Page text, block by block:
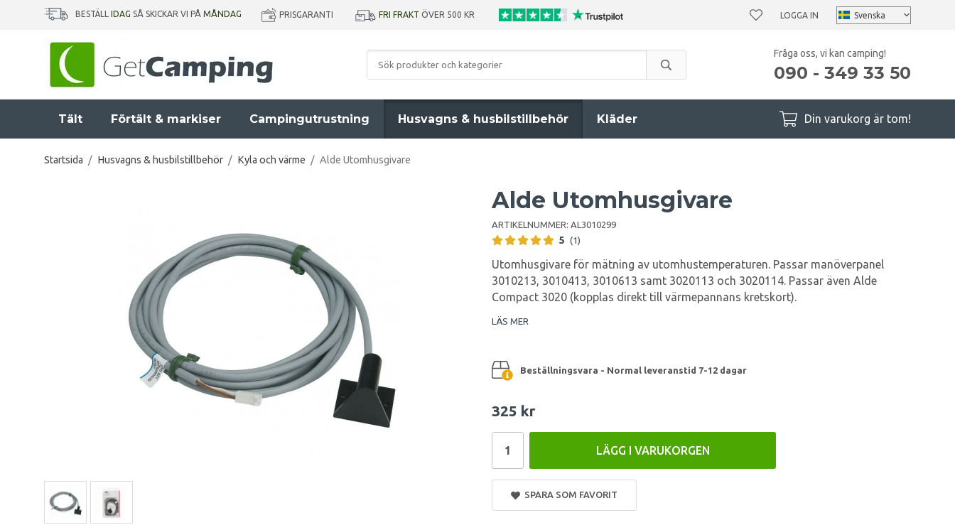
BESTÄLL IDAG SÅ SKICKAR VI PÅ MÅNDAG PRISGARANTI FRI FRAKT ÖVER 500 KR LOGGA IN
Fråga oss, vi kan camping!
090 - 349 33 50
Tält Förtält & markiser Campingutrustning Husvagns & husbilstillbehör Kläder Din varukorg är tom!
Startsida / Husvagns & husbilstillbehör / Kyla och värme / Alde Utomhusgivare
Alde Utomhusgivare
ARTIKELNUMMER: AL3010299
5 (1)
Utomhusgivare för mätning av utomhustemperaturen. Passar manöverpanel
3010213, 3010413, 3010613 samt 3020113 och 3020114. Passar även Alde
Compact 3020 (kopplas direkt till värmepannans kretskort).
LÄS MER
Beställningsvara - Normal leveranstid 7-12 dagar
325 kr
LÄGG I VARUKORGEN
SPARA SOM FAVORIT